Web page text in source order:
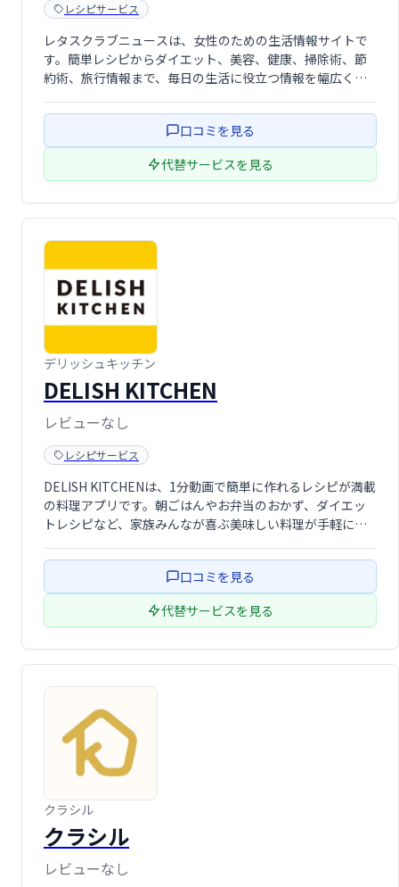
レシピサービス
レタスクラブニュースは、女性のための生活情報サイトで
す。簡単レシピからダイエット、美容、健康、掃除術、節
約術、旅行情報まで、毎日の生活に役立つ情報を幅広くお
らしを豊かにするヒントが満載です。
口コミを見る
代替サービスを見る
デリッシュキッチン
DELISH KITCHEN
レビューなし
レシピサービス
DELISH KITCHENは、1分動画で簡単に作れるレシピが満載
の料理アプリです。朝ごはんやお弁当のおかず、ダイエッ
トレシピなど、家族みんなが喜ぶ美味しい料理が手軽に楽
索！
口コミを見る
代替サービスを見る
クラシル
クラシル
レビューなし